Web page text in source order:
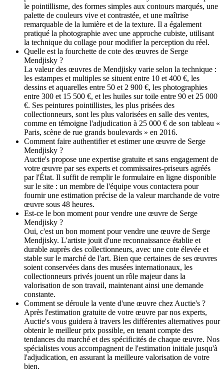
le pointillisme, des formes simples aux contours marqués, une
palette de couleurs vive et contrastée, et une maîtrise
remarquable de la lumière et de la texture. Il a également
pratiqué la photographie avec une approche cubiste, utilisant
la technique du collage pour modifier la perception du réel.
Quelle est la fourchette de cote des œuvres de Serge
Mendjisky ?
La valeur des œuvres de Mendjisky varie selon la technique :
les estampes et multiples se situent entre 10 et 400 €, les
dessins et aquarelles entre 50 et 2 900 €, les photographies
entre 300 et 15 500 €, et les huiles sur toile entre 90 et 25 000
€. Ses peintures pointillistes, les plus prisées des
collectionneurs, sont les plus valorisées en salle des ventes,
comme en témoigne l'adjudication à 25 000 € de son tableau «
Paris, scène de rue grands boulevards » en 2016.
Comment faire authentifier et estimer une œuvre de Serge
Mendjisky ?
Auctie's propose une expertise gratuite et sans engagement de
votre œuvre par ses experts et commissaires-priseurs agréés
par l'État. Il suffit de remplir le formulaire en ligne disponible
sur le site : un membre de l'équipe vous contactera pour
fournir une estimation précise de la valeur marchande de votre
œuvre sous 48 heures.
Est-ce le bon moment pour vendre une œuvre de Serge
Mendjisky ?
Oui, c'est un bon moment pour vendre une œuvre de Serge
Mendjisky. L'artiste jouit d'une reconnaissance établie et
durable auprès des collectionneurs, avec une cote élevée et
stable sur le marché de l'art. Bien que certaines de ses œuvres
soient conservées dans des musées internationaux, les
collectionneurs privés jouent un rôle majeur dans la
valorisation de son travail, maintenant ainsi une demande
constante.
Comment se déroule la vente d'une œuvre chez Auctie's ?
Après l'estimation gratuite de votre œuvre par nos experts,
Auctie's vous guidera à travers les différentes alternatives pour
obtenir le meilleur prix possible, en tenant compte des
tendances du marché et des spécificités de chaque œuvre. Nos
spécialistes vous accompagnent de l'estimation initiale jusqu'à
l'adjudication, en assurant la meilleure valorisation de votre
bien.